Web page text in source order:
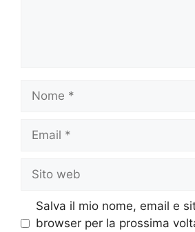
Nome
Email
Sito
web
Salva il mio nome, email e
browser per la prossima